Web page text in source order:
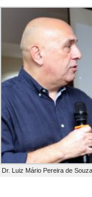
Dr. Luiz Mário Pereira de